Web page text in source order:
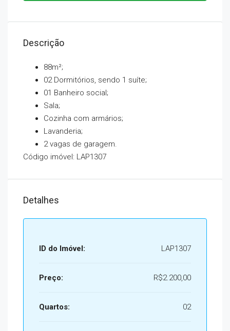
Descrição
88m²;
02 Dormitórios, sendo 1 suíte;
01 Banheiro social;
Sala;
Cozinha com armários;
Lavanderia;
2 vagas de garagem.
Código imóvel: LAP1307
Detalhes
ID do Imóvel: LAP1307
Preço: R$2.200,00
Quartos: 02